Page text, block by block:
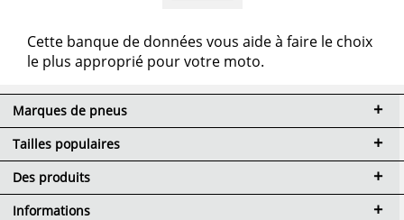
Cette banque de données vous aide à faire le choix
le plus approprié pour votre moto.
Marques de pneus
Tailles populaires
Des produits
Informations